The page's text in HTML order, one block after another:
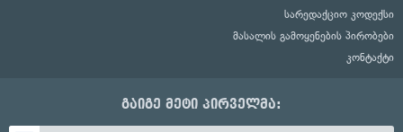
სარედაქციო კოდექსი
მასალის გამოყენების პირობები
კონტაქტი
გაიგე მეტი პირველმა: